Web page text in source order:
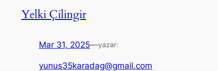
Yelki Çilingir
Mar 31, 2025—yazar:
yunus35karadag@gmail.com